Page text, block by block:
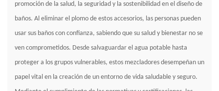
promoción de la salud, la seguridad y la sostenibilidad en el diseño de
baños. Al eliminar el plomo de estos accesorios, las personas pueden
usar sus baños con confianza, sabiendo que su salud y bienestar no se
ven comprometidos. Desde salvaguardar el agua potable hasta
proteger a los grupos vulnerables, estos mezcladores desempeñan un
papel vital en la creación de un entorno de vida saludable y seguro.